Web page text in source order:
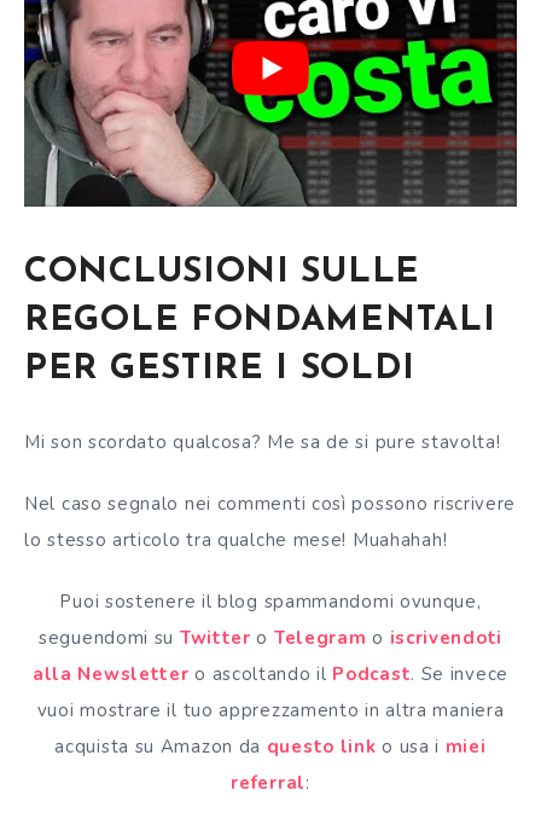
CONCLUSIONI SULLE
REGOLE FONDAMENTALI
PER GESTIRE I SOLDI
Mi son scordato qualcosa? Me sa de si pure stavolta!
Nel caso segnalo nei commenti così possono riscrivere
lo stesso articolo tra qualche mese! Muahahah!
Puoi sostenere il blog spammandomi ovunque,
seguendomi su Twitter o Telegram o iscrivendoti
alla Newsletter o ascoltando il Podcast. Se invece
vuoi mostrare il tuo apprezzamento in altra maniera
acquista su Amazon da questo link o usa i miei
referral: